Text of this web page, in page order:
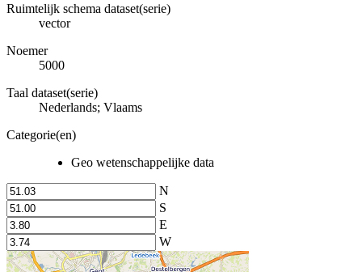
Ruimtelijk schema dataset(serie)
vector
Noemer
5000
Taal dataset(serie)
Nederlands; Vlaams
Categorie(en)
Geo wetenschappelijke data
N
S
E
W